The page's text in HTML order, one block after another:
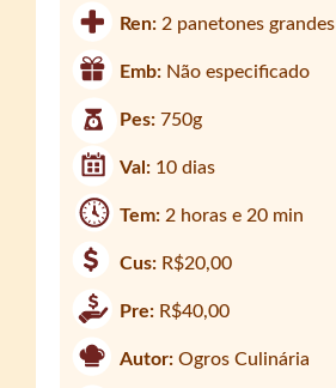
Ren:2 panetones grandes
Emb: Não especificado
Pes:750g
Val: 10 dias
Tem:2 horas e 20 min
Cus: R$20,00
Pre: R$40,00
Autor: Ogros Culinária